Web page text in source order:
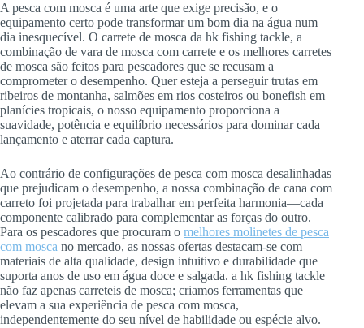
A pesca com mosca é uma arte que exige precisão, e o
equipamento certo pode transformar um bom dia na água num
dia inesquecível. O carrete de mosca da hk fishing tackle, a
combinação de vara de mosca com carrete e os melhores carretes
de mosca são feitos para pescadores que se recusam a
comprometer o desempenho. Quer esteja a perseguir trutas em
ribeiros de montanha, salmões em rios costeiros ou bonefish em
planícies tropicais, o nosso equipamento proporciona a
suavidade, potência e equilíbrio necessários para dominar cada
lançamento e aterrar cada captura.
Ao contrário de configurações de pesca com mosca desalinhadas
que prejudicam o desempenho, a nossa combinação de cana com
carreto foi projetada para trabalhar em perfeita harmonia—cada
componente calibrado para complementar as forças do outro.
Para os pescadores que procuram o melhores molinetes de pesca
com mosca no mercado, as nossas ofertas destacam-se com
materiais de alta qualidade, design intuitivo e durabilidade que
suporta anos de uso em água doce e salgada. a hk fishing tackle
não faz apenas carreteis de mosca; criamos ferramentas que
elevam a sua experiência de pesca com mosca,
independentemente do seu nível de habilidade ou espécie alvo.